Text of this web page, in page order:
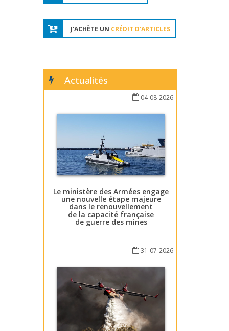
J'ACHÈTE UN CRÉDIT D'ARTICLES
Actualités
04-08-2026
Le ministère des Armées engage
une nouvelle étape majeure
dans le renouvellement
de la capacité française
de guerre des mines
31-07-2026